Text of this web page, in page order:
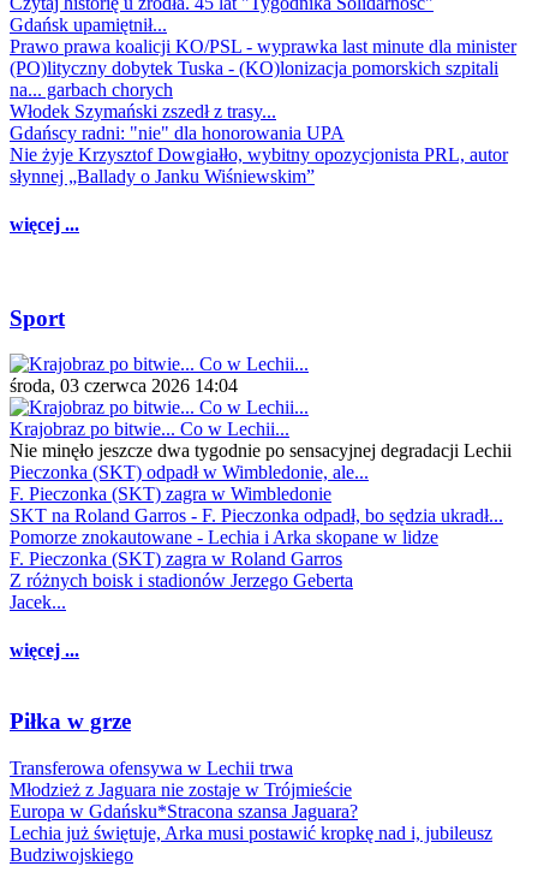
Gdańsk upamiętnił...
Prawo prawa koalicji KO/PSL - wyprawka last minute dla minister
(PO)lityczny dobytek Tuska - (KO)lonizacja pomorskich szpitali
na... garbach chorych
Włodek Szymański zszedł z trasy...
Gdańscy radni: "nie" dla honorowania UPA
Nie żyje Krzysztof Dowgiałło, wybitny opozycjonista PRL, autor
słynnej „Ballady o Janku Wiśniewskim”
więcej ...
Sport
środa, 03 czerwca 2026 14:04
Krajobraz po bitwie... Co w Lechii...
Nie minęło jeszcze dwa tygodnie po sensacyjnej degradacji Lechii
Pieczonka (SKT) odpadł w Wimbledonie, ale...
F. Pieczonka (SKT) zagra w Wimbledonie
SKT na Roland Garros - F. Pieczonka odpadł, bo sędzia ukradł...
Pomorze znokautowane - Lechia i Arka skopane w lidze
F. Pieczonka (SKT) zagra w Roland Garros
Z różnych boisk i stadionów Jerzego Geberta
Jacek...
więcej ...
Piłka w grze
Transferowa ofensywa w Lechii trwa
Młodzież z Jaguara nie zostaje w Trójmieście
Europa w Gdańsku*Stracona szansa Jaguara?
Lechia już świętuje, Arka musi postawić kropkę nad i, jubileusz
Budziwojskiego